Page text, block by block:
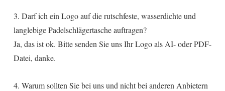
3. Darf ich ein Logo auf die rutschfeste, wasserdichte und
langlebige Padelschlägertasche auftragen?
Ja, das ist ok. Bitte senden Sie uns Ihr Logo als AI- oder PDF-
Datei, danke.
4. Warum sollten Sie bei uns und nicht bei anderen Anbietern